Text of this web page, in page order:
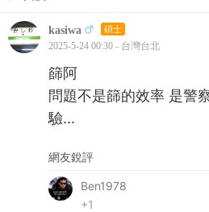
kasiwa 碩士
2025-5-24 00:30 - 台灣台北
篩阿
問題不是篩的效率 是警
驗...
網友銳評
Ben1978
+1